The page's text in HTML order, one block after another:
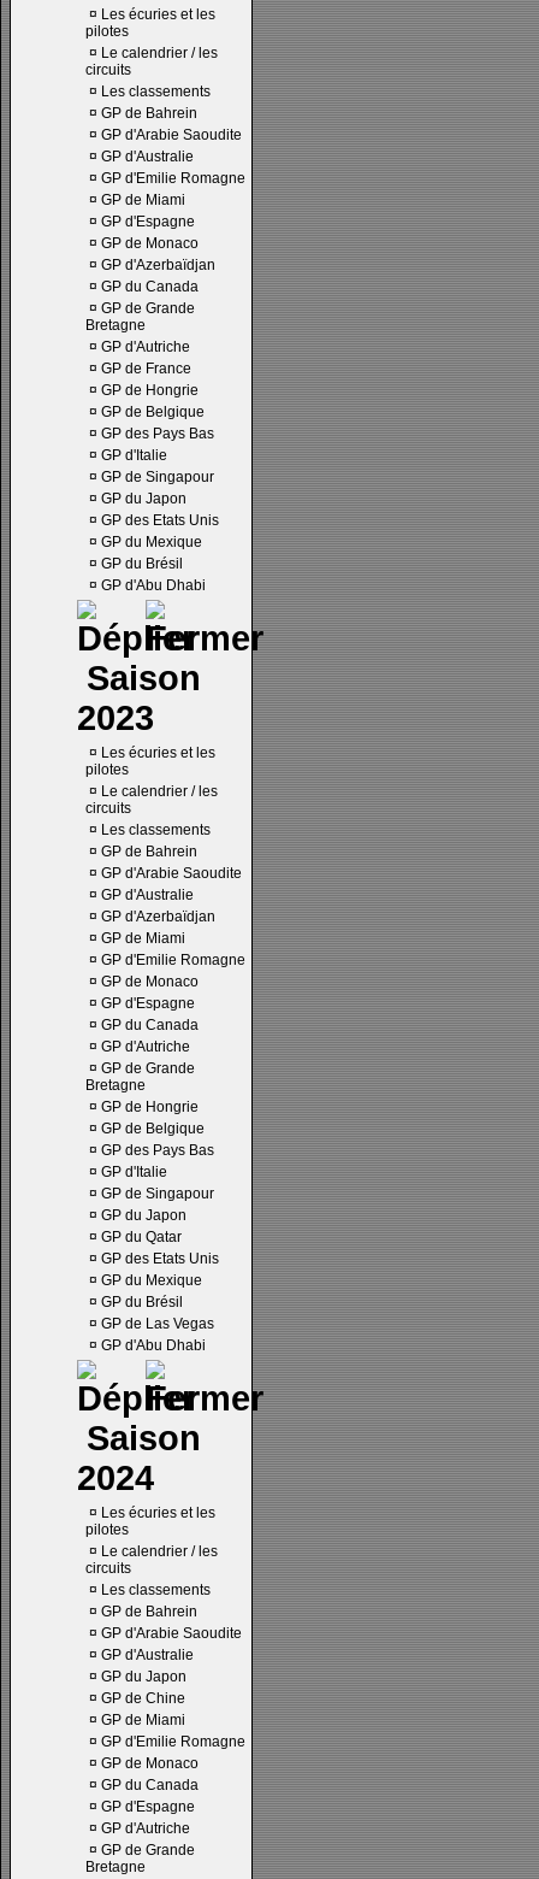
¤ Les écuries et les
pilotes
¤ Le calendrier / les
circuits
¤ Les classements
¤ GP de Bahrein
¤ GP d'Arabie Saoudite
¤ GP d'Australie
¤ GP d'Emilie Romagne
¤ GP de Miami
¤ GP d'Espagne
¤ GP de Monaco
¤ GP d'Azerbaïdjan
¤ GP du Canada
¤ GP de Grande
Bretagne
¤ GP d'Autriche
¤ GP de France
¤ GP de Hongrie
¤ GP de Belgique
¤ GP des Pays Bas
¤ GP d'Italie
¤ GP de Singapour
¤ GP du Japon
¤ GP des Etats Unis
¤ GP du Mexique
¤ GP du Brésil
¤ GP d'Abu Dhabi
Saison
2023
¤ Les écuries et les
pilotes
¤ Le calendrier / les
circuits
¤ Les classements
¤ GP de Bahrein
¤ GP d'Arabie Saoudite
¤ GP d'Australie
¤ GP d'Azerbaïdjan
¤ GP de Miami
¤ GP d'Emilie Romagne
¤ GP de Monaco
¤ GP d'Espagne
¤ GP du Canada
¤ GP d'Autriche
¤ GP de Grande
Bretagne
¤ GP de Hongrie
¤ GP de Belgique
¤ GP des Pays Bas
¤ GP d'Italie
¤ GP de Singapour
¤ GP du Japon
¤ GP du Qatar
¤ GP des Etats Unis
¤ GP du Mexique
¤ GP du Brésil
¤ GP de Las Vegas
¤ GP d'Abu Dhabi
Saison
2024
¤ Les écuries et les
pilotes
¤ Le calendrier / les
circuits
¤ Les classements
¤ GP de Bahrein
¤ GP d'Arabie Saoudite
¤ GP d'Australie
¤ GP du Japon
¤ GP de Chine
¤ GP de Miami
¤ GP d'Emilie Romagne
¤ GP de Monaco
¤ GP du Canada
¤ GP d'Espagne
¤ GP d'Autriche
¤ GP de Grande
Bretagne